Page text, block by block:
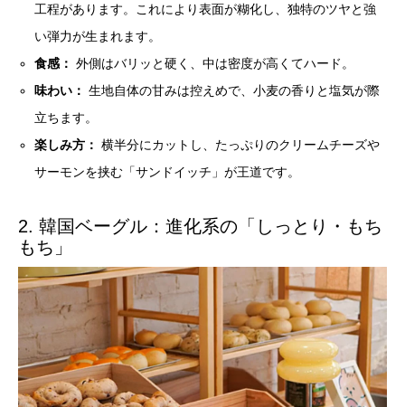
工程があります。これにより表面が糊化し、独特のツヤと強
い弾力が生まれます。
食感： 外側はバリッと硬く、中は密度が高くてハード。
味わい： 生地自体の甘みは控えめで、小麦の香りと塩気が際
立ちます。
楽しみ方： 横半分にカットし、たっぷりのクリームチーズや
サーモンを挟む「サンドイッチ」が王道です。
2. 韓国ベーグル：進化系の「しっとり・もち
もち」